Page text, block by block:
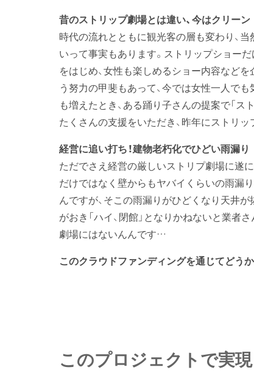
昔のストリップ劇場とは違い、今はクリーン
時代の流れとともに観光客の層も変わり、
いって事実もあります。ストリップショー
をはじめ、女性も楽しめるショー内容など
う努力の甲斐もあって、今では女性一人で
も増えたとき、ある踊り子さんの提案で「
たくさんの支援をいただき、昨年にストリッ
経営に追い打ち！建物老朽化でひどい雨漏り
ただでさえ経営の厳しいストリプ劇場に遂
だけではなく壁からもヤバイくらいの雨漏
んですが、そこの雨漏りがひどくなり天井
がおき「ハイ、閉館」となりかねないと業
劇場にはないんんです…
このクラウドファンディングを通じてどう
このプロジェクトで実